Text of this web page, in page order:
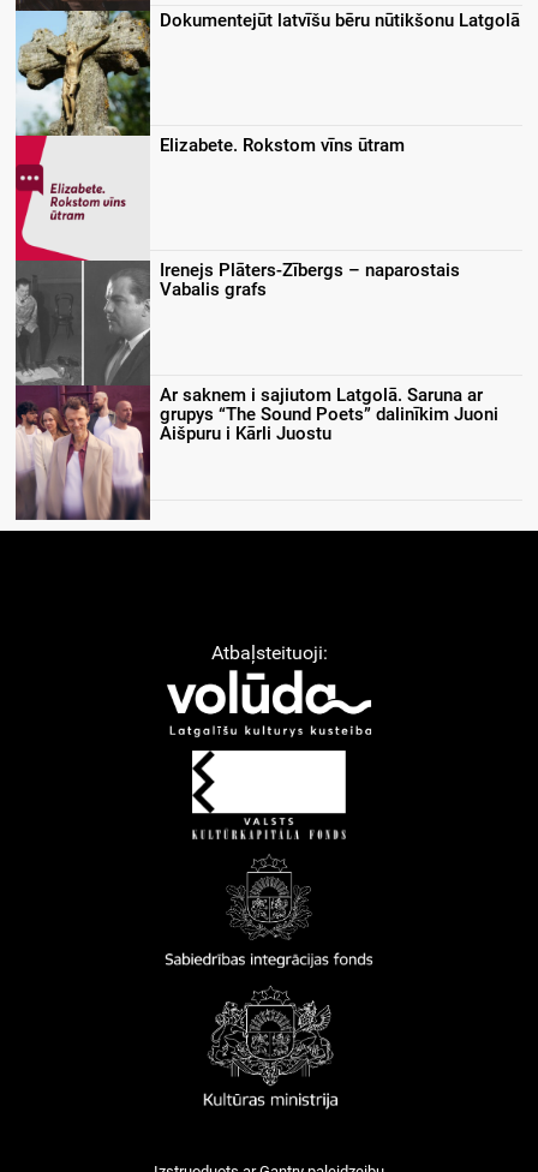
Dokumentejūt latvīšu bēru nūtikšonu Latgolā
Elizabete. Rokstom vīns ūtram
Irenejs Plāters-Zībergs – naparostais
Vabalis grafs
Ar saknem i sajiutom Latgolā. Saruna ar
grupys “The Sound Poets” dalinīkim Juoni
Aišpuru i Kārli Juostu
Atbaļsteituoji: